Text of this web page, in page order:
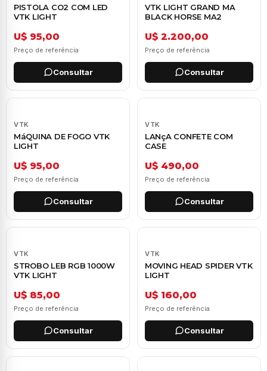
PISTOLA CO2 COM LED
VTK LIGHT
U$ 95,00
Preço de referência
Consultar
VTK LIGHT GRAND MA
BLACK HORSE MA2
U$ 2.200,00
Preço de referência
Consultar
VTK
MáQUINA DE FOGO VTK
LIGHT
U$ 95,00
Preço de referência
Consultar
VTK
LANçA CONFETE COM
CASE
U$ 490,00
Preço de referência
Consultar
VTK
STROBO LEB RGB 1000W
VTK LIGHT
U$ 85,00
Preço de referência
Consultar
VTK
MOVING HEAD SPIDER VTK
LIGHT
U$ 160,00
Preço de referência
Consultar